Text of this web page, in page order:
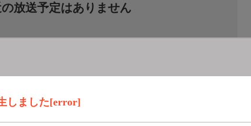
しました[error]
放送予定はありません